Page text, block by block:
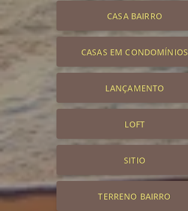
CASA BAIRRO
CASAS EM CONDOMÍNIOS
LANÇAMENTO
LOFT
SITIO
TERRENO BAIRRO